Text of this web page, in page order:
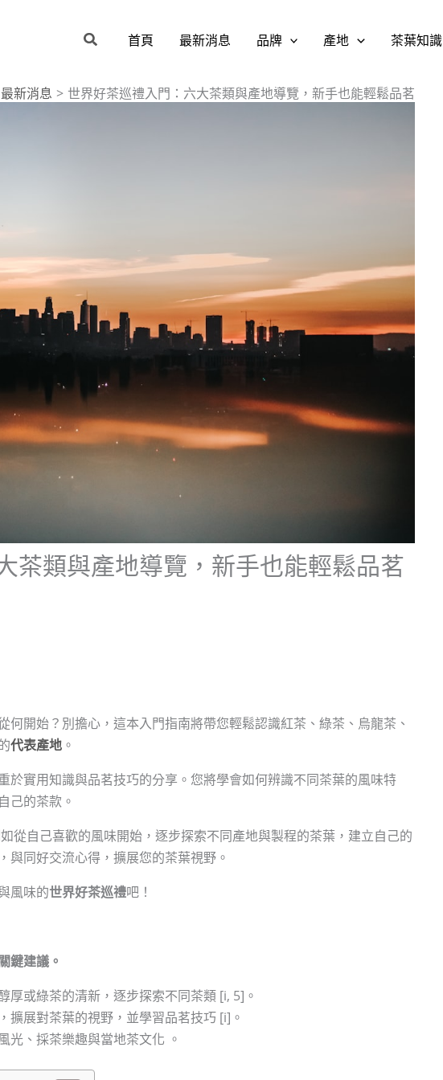
搜
首頁 最新消息 品牌 產地 茶葉知識
最新消息 世界好茶巡禮入門：六大茶類與產地導覽，新手也能輕鬆品茗
茶類與產地導覽，新手也能輕鬆品茗
開始？別擔心，這本入門指南將帶您輕鬆認識紅茶、綠茶、烏龍茶、
代表產地 。
於實用知識與品茗技巧的分享。您將學會如何辨識不同茶葉的風味特
己的茶款。
從自己喜歡的風味開始，逐步探索不同產地與製程的茶葉，建立自己的
與同好交流心得，擴展您的茶葉視野。
風味的世界好茶巡禮吧！
鍵建議。
厚或綠茶的清新，逐步探索不同茶類 [i, 5]。
擴展對茶葉的視野，並學習品茗技巧 [i]。
光、採茶樂趣與當地茶文化 。